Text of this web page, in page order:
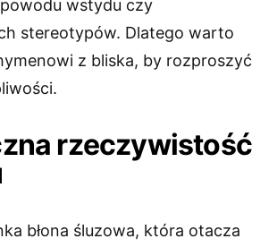
wstydu czy
stereotypów. Dlatego warto
z bliska, by rozproszyć
rzeczywistość
błona śluzowa, która otacza